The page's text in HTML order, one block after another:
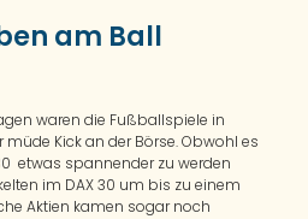
am Ball
waren die Fußballspiele in
Kick an der Börse. Obwohl es
etwas spannender zu werden
im DAX 30 um bis zu einem
Aktien kamen sogar noch